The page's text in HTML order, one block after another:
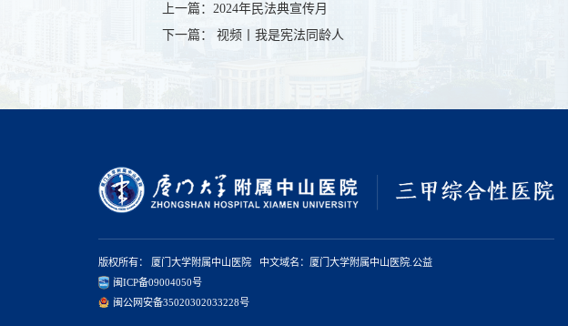
上一篇：2024年民法典宣传月
下一篇： 视频丨我是宪法同龄人
版权所有： 厦门大学附属中山医院 中文域名：厦门大学附属中山医院.公益
闽ICP备09004050号
闽公网安备35020302033228号